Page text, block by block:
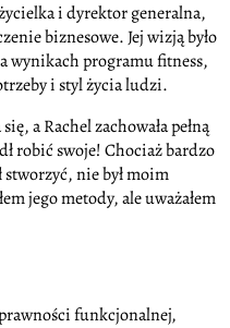
i dyrektor generalna,
biznesowe. Jej wizją było
wynikach programu fitness,
i styl życia ludzi.
a Rachel zachowała pełną
robić swoje! Chociaż bardzo
nie był moim
jego metody, ale uważałem
funkcjonalnej,